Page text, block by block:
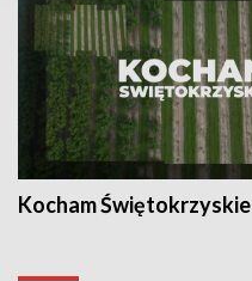
Kocham Świętokrzyskie